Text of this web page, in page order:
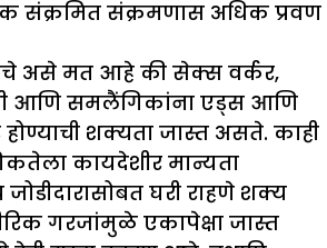
संक्रमित संक्रमणास अधिक प्रवण
असे मत आहे की सेक्स वर्कर,
आणि समलैंगिकांना एड्स आणि
शक्यता जास्त असते. काही
कायदेशीर मान्यता
घरी राहणे शक्य
गरजांमुळे एकापेक्षा जास्त